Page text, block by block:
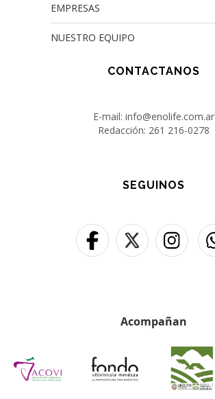
EMPRESAS
NUESTRO EQUIPO
CONTACTANOS
E-mail: info@enolife.com.ar
Redacción: 261 216-0278
SEGUINOS
Acompañan